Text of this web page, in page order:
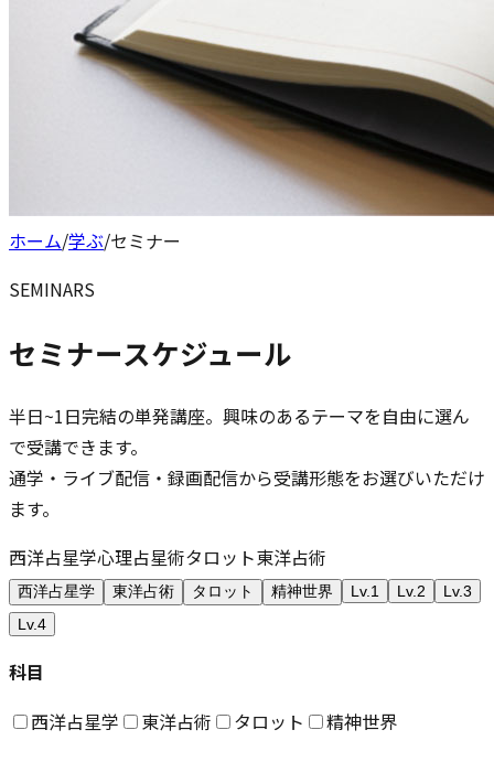
ホーム/学ぶ/セミナー
SEMINARS
セミナースケジュール
半日~1日完結の単発講座。興味のあるテーマを自由に選ん
で受講できます。
通学・ライブ配信・録画配信から受講形態をお選びいただけ
ます。
西洋占星学心理占星術タロット東洋占術
西洋占星学 東洋占術 タロット 精神世界 Lv.1 Lv.2
Lv.3
Lv.4
科目
西洋占星学
東洋占術 タロット
精神世界